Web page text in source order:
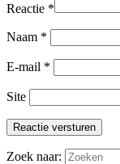
Reactie *
Naam *
E-mail *
Site
Reactie versturen
Zoek naar: